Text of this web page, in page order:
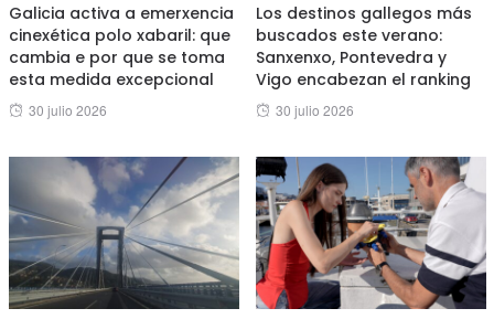
Galicia activa a emerxencia
cinexética polo xabaril: que
cambia e por que se toma
esta medida excepcional
Posted
30 julio 2026
Los destinos gallegos más
buscados este verano:
Sanxenxo, Pontevedra y
Vigo encabezan el ranking
Posted
30 julio 2026